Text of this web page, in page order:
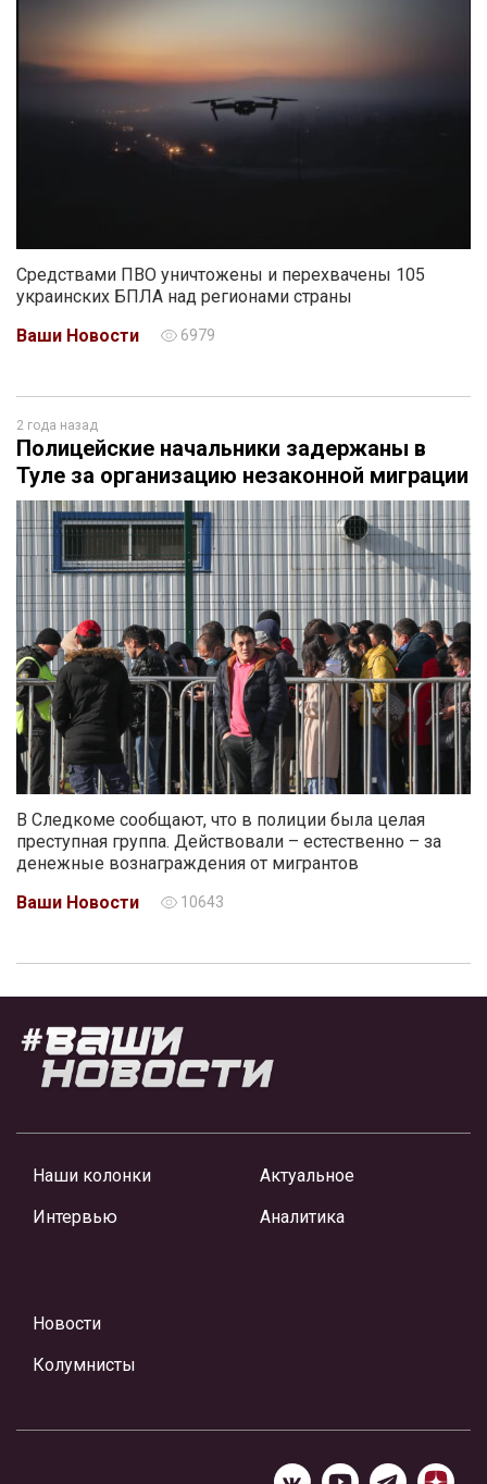
Средствами ПВО уничтожены и перехвачены 105
украинских БПЛА над регионами страны
Ваши Новости
6979
2 года назад
Полицейские начальники задержаны в
Туле за организацию незаконной миграции
В Следкоме сообщают, что в полиции была целая
преступная группа. Действовали – естественно – за
денежные вознаграждения от мигрантов
Ваши Новости
10643
Наши колонки
Интервью
Актуальное
Аналитика
Новости
Колумнисты